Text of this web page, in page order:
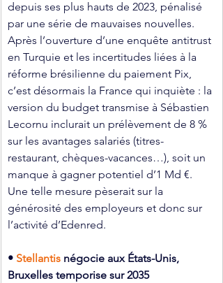
depuis ses plus hauts de 2023, pénalisé
par une série de mauvaises nouvelles.
Après l’ouverture d’une enquête antitrust
en Turquie et les incertitudes liées à la
réforme brésilienne du paiement Pix,
c’est désormais la France qui inquiète : la
version du budget transmise à Sébastien
Lecornu inclurait un prélèvement de 8 %
sur les avantages salariés (titres-
restaurant, chèques-vacances…), soit un
manque à gagner potentiel d’1 Md €.
Une telle mesure pèserait sur la
générosité des employeurs et donc sur
l’activité d’Edenred.
• Stellantis négocie aux États-Unis,
Bruxelles temporise sur 2035